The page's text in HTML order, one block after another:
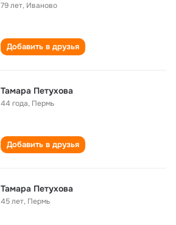
79 лет, Иваново
Добавить в друзья
Тамара Петухова
44 года, Пермь
Добавить в друзья
Тамара Петухова
45 лет, Пермь